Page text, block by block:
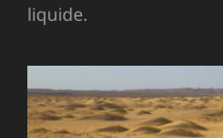
liquide.